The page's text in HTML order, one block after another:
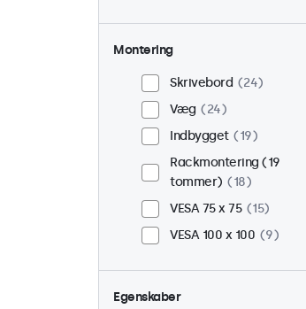
Montering
Skrivebord
24
Væg
24
Indbygget
19
Rackmontering (19
tommer)
18
VESA 75 x 75
15
VESA 100 x 100
9
Egenskaber